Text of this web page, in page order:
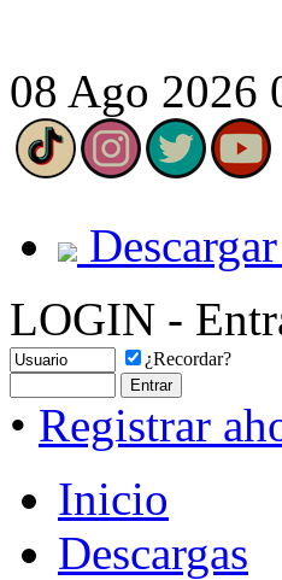
08 Ago 2026
LOGIN -
¿Recordar?
• Registrar
Inicio
Descargas